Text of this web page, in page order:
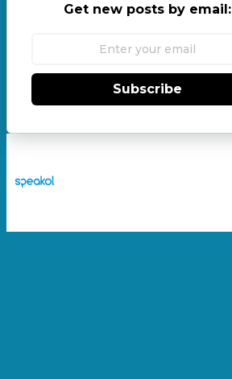
Get new posts by email:
Subscribe